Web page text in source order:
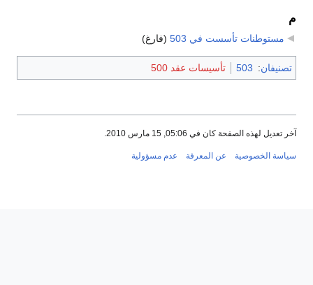
م
مستوطنات تأسست في 503 (فارغ)
تصنيفان:
503 تأسيسات عقد 500
آخر تعديل لهذه الصفحة كان في 05:06, 15 مارس 2010.
سياسة الخصوصية عن المعرفة عدم مسؤولية